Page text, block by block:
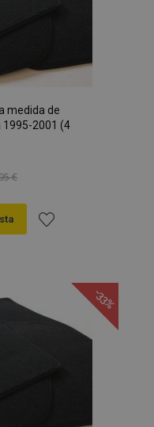
medida de
1995-2001 (4
€
Lista
-33%